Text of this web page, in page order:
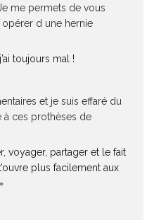
me permets de vous
d une hernie
toujours mal !
et je suis effaré du
ces prothèses de
voyager, partager et le fait
plus facilement aux